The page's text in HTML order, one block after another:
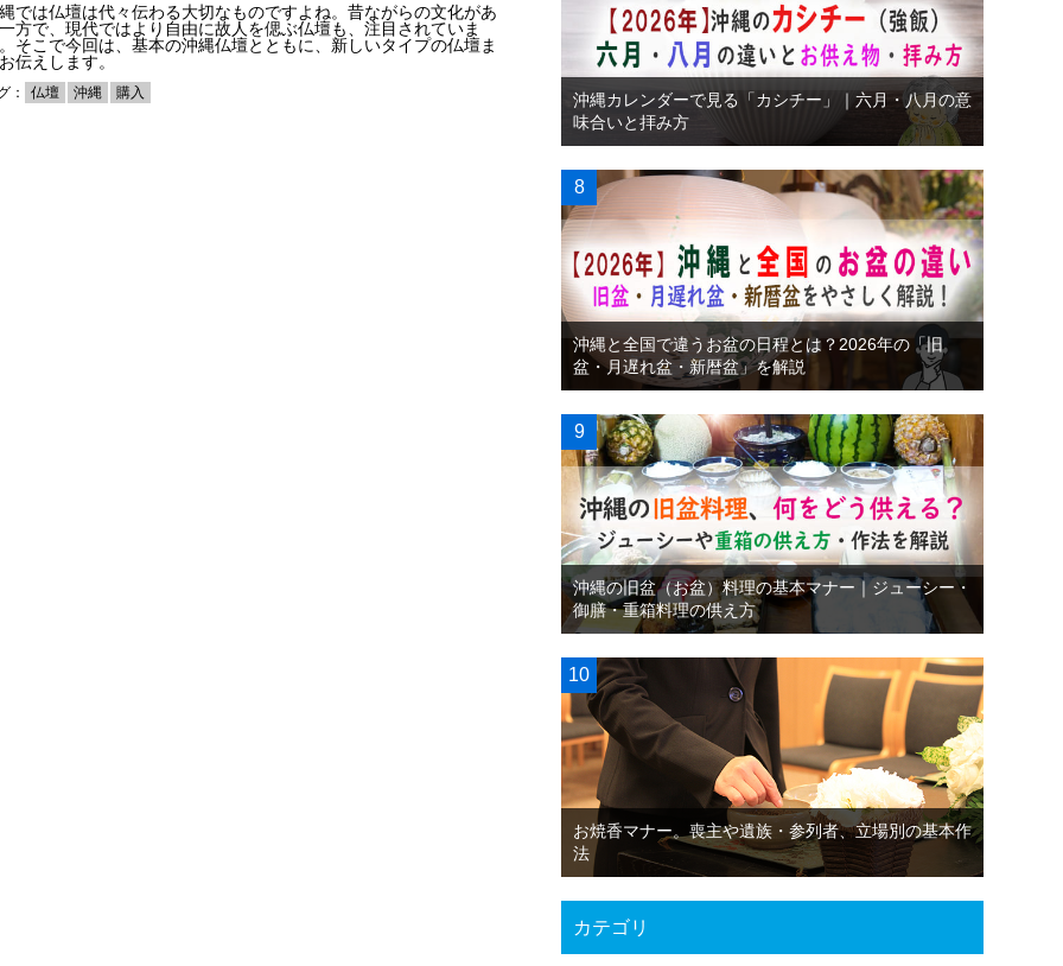
では仏壇は代々伝わる大切なものですよね。昔ながらの文化があ
方で、現代ではより自由に故人を偲ぶ仏壇も、注目されていま
そこで今回は、基本の沖縄仏壇とともに、新しいタイプの仏壇ま
伝えします。
： 仏壇 沖縄 購入
沖縄カレンダーで見る「カシチー」｜六月・八月の意
味合いと拝み方
沖縄と全国で違うお盆の日程とは？2026年の「旧
盆・月遅れ盆・新暦盆」を解説
沖縄の旧盆（お盆）料理の基本マナー｜ジューシー・
御膳・重箱料理の供え方
お焼香マナー。喪主や遺族・参列者、立場別の基本作
法
カテゴリ